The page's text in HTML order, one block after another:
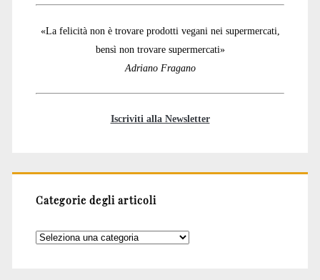
«La felicità non è trovare prodotti vegani nei supermercati,
bensì non trovare supermercati»
Adriano Fragano
Iscriviti alla Newsletter
Categorie degli articoli
Categorie